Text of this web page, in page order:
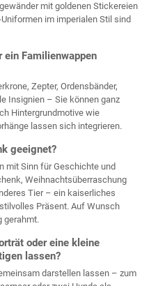
mit goldenen Stickereien
im imperialen Stil sind
ein Familienwappen
Zepter, Ordensbänder,
Insignien – Sie können ganz
Hintergrundmotive wie
lassen sich integrieren.
geeignet?
mit Sinn für Geschichte und
Weihnachtsüberraschung
Tier – ein kaiserliches
Präsent. Auf Wunsch
gerahmt.
oder eine kleine
lassen?
darstellen lassen – zum